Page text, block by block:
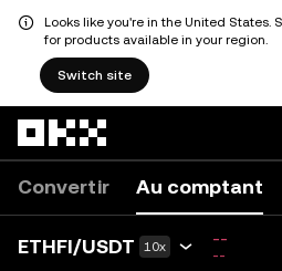
Looks like you're in the United States.
for products available in your region.
Switch site
Convertir Au comptant
ETHFI/USDT 10x --
--